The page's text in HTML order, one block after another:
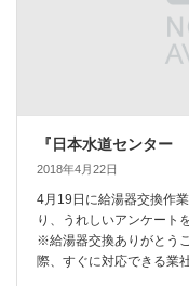
『日本水道センター
2018年4月22日
4月19日に給湯器交換作
り、うれしいアンケート
※給湯器交換ありがとう
際、すぐに対応できる業